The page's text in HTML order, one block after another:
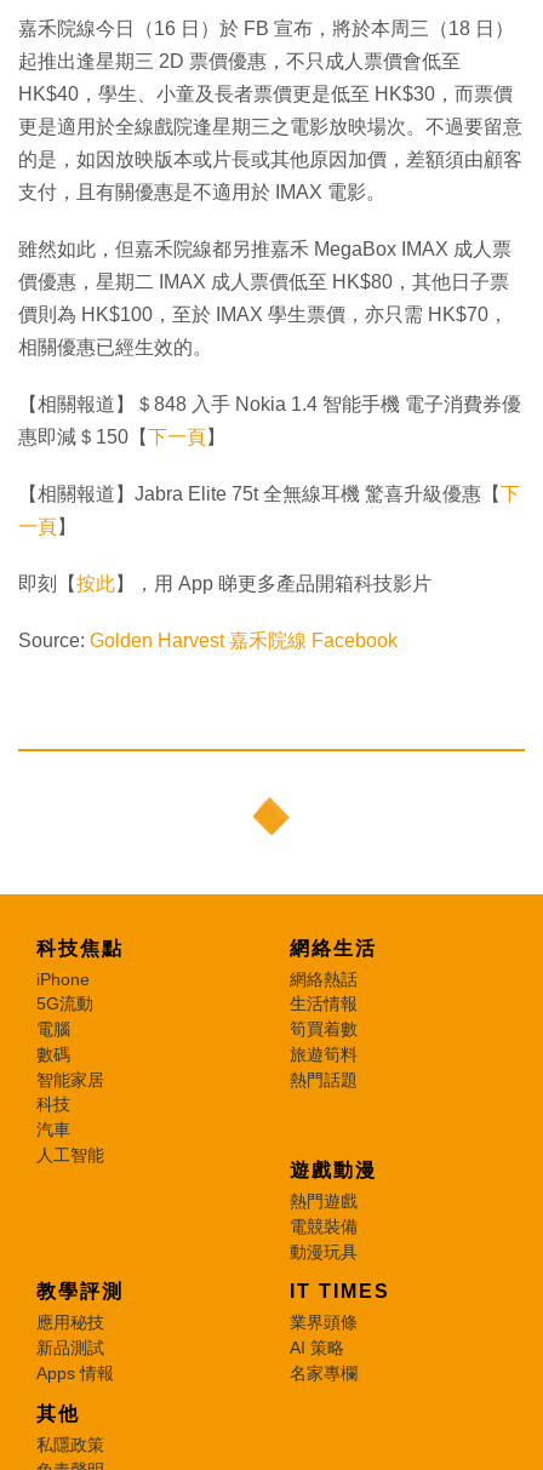
嘉禾院線今日（16 日）於 FB 宣布，將於本周三（18 日）
起推出逢星期三 2D 票價優惠，不只成人票價會低至
HK$40，學生、小童及長者票價更是低至 HK$30，而票價
更是適用於全線戲院逢星期三之電影放映場次。不過要留意
的是，如因放映版本或片長或其他原因加價，差額須由顧客
支付，且有關優惠是不適用於 IMAX 電影。
雖然如此，但嘉禾院線都另推嘉禾 MegaBox IMAX 成人票
價優惠，星期二 IMAX 成人票價低至 HK$80，其他日子票
價則為 HK$100，至於 IMAX 學生票價，亦只需 HK$70，
相關優惠已經生效的。
【相關報道】＄848 入手 Nokia 1.4 智能手機 電子消費券優
惠即減＄150【下一頁】
【相關報道】Jabra Elite 75t 全無線耳機 驚喜升級優惠【下
一頁】
即刻【按此】，用 App 睇更多產品開箱科技影片
Source: Golden Harvest 嘉禾院線 Facebook
科技焦點
iPhone
5G流動
電腦
數碼
智能家居
科技
汽車
人工智能
網絡生活
網絡熱話
生活情報
筍買着數
旅遊筍料
熱門話題
遊戲動漫
熱門遊戲
電競裝備
動漫玩具
教學評測
應用秘技
新品測試
Apps 情報
IT TIMES
業界頭條
AI 策略
名家專欄
其他
私隱政策